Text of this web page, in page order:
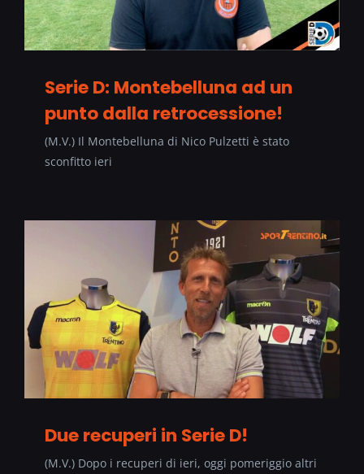
Serie D: Montebelluna ad un
punto dalla retrocessione!
(M.V.) Il Montebelluna di Nico Pulzetti è stato
sconfitto ieri
Due recuperi in Serie D!
(M.V.) Dopo i recuperi di ieri, oggi pomeriggio altri